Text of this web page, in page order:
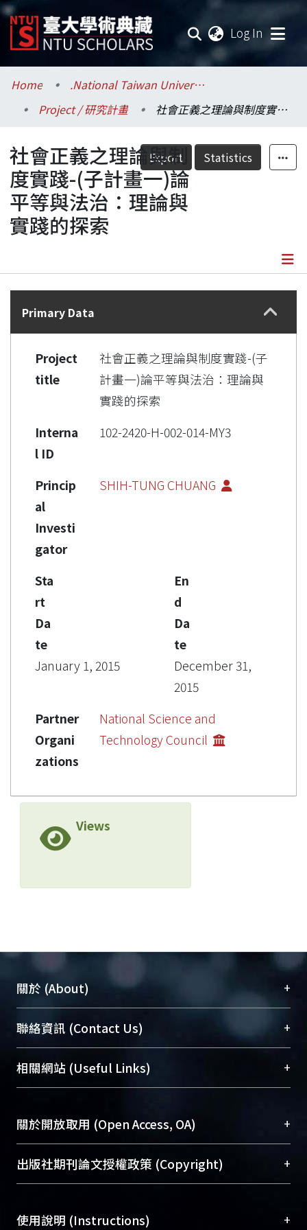
Log In
Communities & Collections
Research Outputs
Fundings & Projects
Researchers
Organizations
Home
.National Taiwan University / 國立臺灣大學
Project / 研究計畫
社會正義之理論與制度實踐-(子計畫一)論平等與法治：理論與實踐的探索
Export Statistics
社會正義之理論與制
度實踐-(子計畫一)論
平等與法治：理論與
實踐的探索
Details
Primary Data
Project
title
社會正義之理論與制度實踐-(子
計畫一)論平等與法治：理論與
實踐的探索
Interna
l ID
102-2420-H-002-014-MY3
Princip
al
Investi
gator
SHIH-TUNG CHUANG
Sta
rt
Da
te
January 1, 2015
En
d
Da
te
December 31,
2015
Partner
Organi
zations
National Science and
Technology Council
Views
關於 (About) +
臺大位居世界頂尖大學之列，為永久珍藏及向國際
展現本校豐碩的研究成果及學術能量，圖書館整合
機構典藏（NTUR）與學術庫（AH）不同功能平
台，成為臺大學術典藏NTU scholars。期能整合研
成果。
To permanently archive and promote researcher
profiles and scholarly works, Library integrates the
services of “NTU Repository” with “Academic
聯絡資訊 (Contact Us) +
總館學科館員(Main Library)
醫學圖書館學科館員(Medical Library)
Sciences Library)
相關網站 (Useful Links) +
關於開放取用 (Open Access, OA) +
開放取用是從使用者角度提升資訊取用性的社會運
動，應用在學術研究上是透過將研究著作公開供使
用逐年攀升。同時可加速研究發展、提升研究影響
出版社期刊論文授權政策 (Copyright) +
含部分內容的版權非匯入者所有，或由第三方贊
使用說明 (Instructions) +